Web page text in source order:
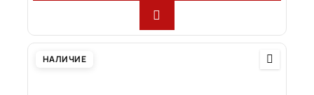
НАЛИЧИЕ